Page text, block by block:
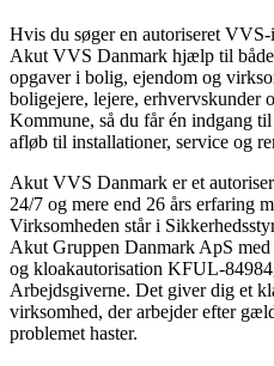
Hvis du søger en autoriseret
Akut VVS Danmark hjælp til både
opgaver i bolig, ejendom og
boligejere, lejere, erhvervskunder
Kommune, så du får én indgang
afløb til installationer, service og
Akut VVS Danmark er et
24/7 og mere end 26 års erfaring
Virksomheden står i
Akut Gruppen Danmark ApS
og kloakautorisation KFUL-
Arbejdsgiverne. Det giver dig et
virksomhed, der arbejder efter
problemet haster.